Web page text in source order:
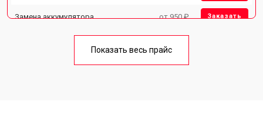
Замена аккумулятора от 950 ₽ Заказать
Ремонт цепи питания от 3200 ₽
Показать весь прайс